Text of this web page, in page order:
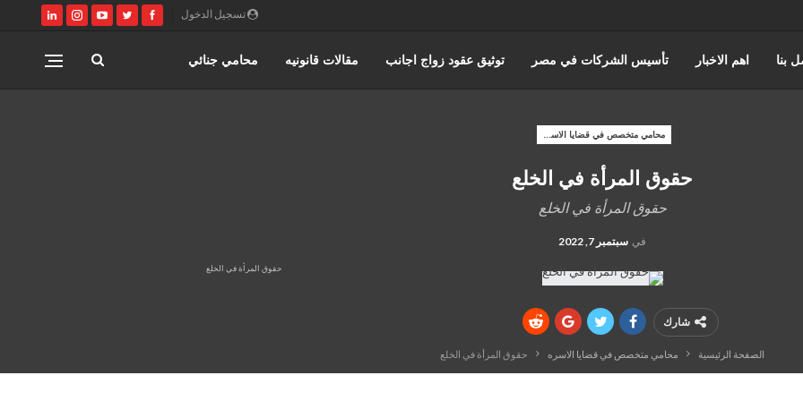
تسجيل الدخول
بنا اهم الاخبار تأسيس الشركات في مصر توثيق عقود زواج اجانب مقالات قانونيه محامي جنائي
اختصاصات مؤسسة حورس للمحاماه قضايا مجلس الدوله والقضاء الاداري
محامي متخصص في قضايا الاسره
حقوق المرأة في الخلع
حقوق المرأة في الخلع
في سبتمبر 7, 2022
حقوق المرأة في الخلع
شارك
الصفحة الرئيسية محامي متخصص في قضايا الاسره حقوق المرأة في الخلع